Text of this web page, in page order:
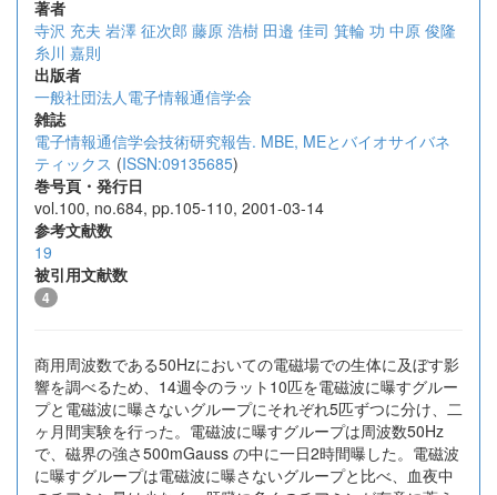
著者
寺沢 充夫 岩澤 征次郎 藤原 浩樹 田邉 佳司 箕輪 功 中原 俊隆
糸川 嘉則
出版者
一般社団法人電子情報通信学会
雑誌
電子情報通信学会技術研究報告. MBE, MEとバイオサイバネ
ティックス (ISSN:09135685)
巻号頁・発行日
vol.100, no.684, pp.105-110, 2001-03-14
参考文献数
19
被引用文献数
4
商用周波数である50Hzにおいての電磁場での生体に及ぼす影
響を調べるため、14週令のラット10匹を電磁波に曝すグルー
プと電磁波に曝さないグループにそれぞれ5匹ずつに分け、二
ヶ月間実験を行った。電磁波に曝すグループは周波数50Hz
で、磁界の強さ500mGauss の中に一日2時間曝した。電磁波
に曝すグループは電磁波に曝さないグループと比べ、血夜中